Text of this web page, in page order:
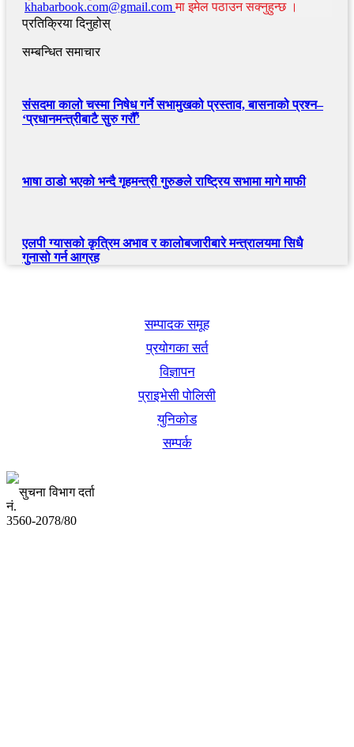
khabarbook.com@gmail.comमा इमेल पठाउन सक्नुहुन्छ ।
प्रतिक्रिया दिनुहोस्
सम्बन्धित समाचार
संसदमा कालो चस्मा निषेध गर्ने सभामुखको प्रस्ताव, बासनाको प्रश्न–
‘प्रधानमन्त्रीबाटै सुरु गरौँ’
भाषा ठाडो भएको भन्दै गृहमन्त्री गुरुङले राष्ट्रिय सभामा मागे माफी
एलपी ग्यासको कृत्रिम अभाव र कालोबजारीबारे मन्त्रालयमा सिधै
गुनासो गर्न आग्रह
सम्पादक समूह
प्रयोगका सर्त
विज्ञापन
प्राइभेसी पोलिसी
युनिकोड
सम्पर्क
सुचना विभाग दर्ता
नं.
3560-2078/80